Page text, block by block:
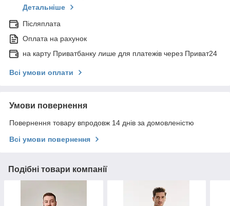
Детальніше
Післяплата
Оплата на рахунок
на карту Приватбанку лише для платежів через Приват24
Всі умови оплати
Умови повернення
Повернення товару впродовж 14 днів за домовленістю
Всі умови повернення
Подібні товари компанії